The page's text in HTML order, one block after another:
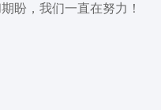
盼，我们一直在努力！